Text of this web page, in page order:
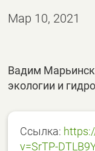
Мар 10, 2021
Вадим
экологии и
Ссылка:
v=SrTP-